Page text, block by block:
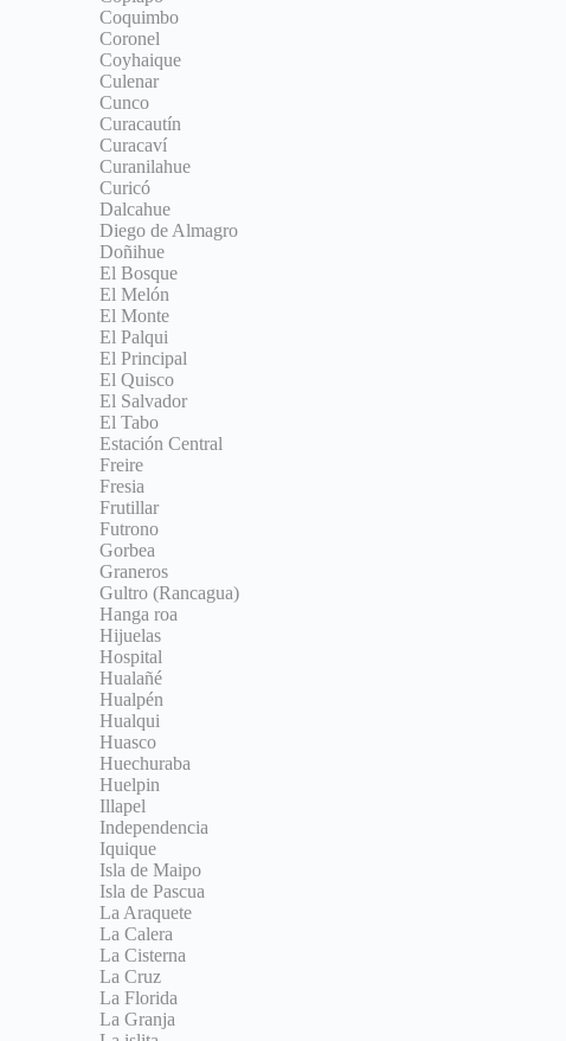
Coquimbo
Coronel
Coyhaique
Culenar
Cunco
Curacautín
Curacaví
Curanilahue
Curicó
Dalcahue
Diego de Almagro
Doñihue
El Bosque
El Melón
El Monte
El Palqui
El Principal
El Quisco
El Salvador
El Tabo
Estación Central
Freire
Fresia
Frutillar
Futrono
Gorbea
Graneros
Gultro (Rancagua)
Hanga roa
Hijuelas
Hospital
Hualañé
Hualpén
Hualqui
Huasco
Huechuraba
Huelpin
Illapel
Independencia
Iquique
Isla de Maipo
Isla de Pascua
La Araquete
La Calera
La Cisterna
La Cruz
La Florida
La Granja